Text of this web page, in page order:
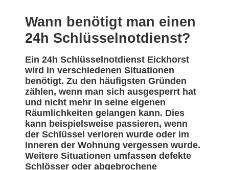
Wann benötigt man einen
24h Schlüsselnotdienst?
Ein 24h Schlüsselnotdienst Eickhorst
wird in verschiedenen Situationen
benötigt. Zu den häufigsten Gründen
zählen, wenn man sich ausgesperrt hat
und nicht mehr in seine eigenen
Räumlichkeiten gelangen kann. Dies
kann beispielsweise passieren, wenn
der Schlüssel verloren wurde oder im
Inneren der Wohnung vergessen wurde.
Weitere Situationen umfassen defekte
Schlösser oder abgebrochene